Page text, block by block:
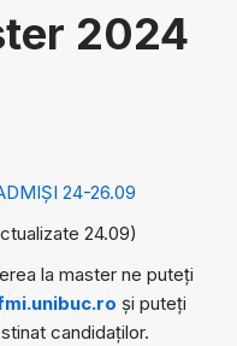
2024
24-26.09
24.09)
la master ne puteți
și puteți
candidaților.